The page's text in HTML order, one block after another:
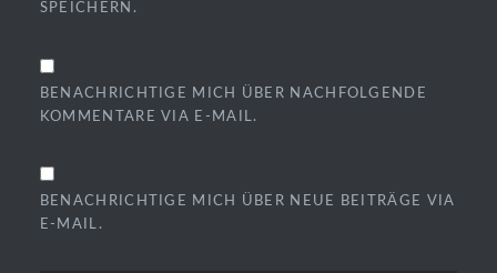
SPEICHERN.
BENACHRICHTIGE MICH ÜBER NACHFOLGENDE
KOMMENTARE VIA E-MAIL.
BENACHRICHTIGE MICH ÜBER NEUE BEITRÄGE VIA
E-MAIL.